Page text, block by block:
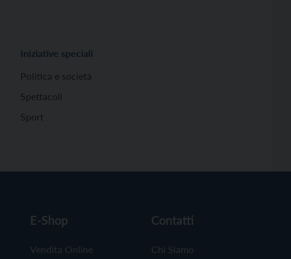
Iniziative speciali
Politica e società
Spettacoli
Sport
E-Shop
Vendita Online
Contatti
Chi Siamo